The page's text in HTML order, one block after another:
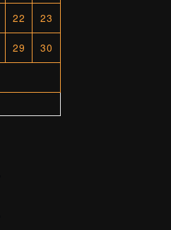
22 23
29 30